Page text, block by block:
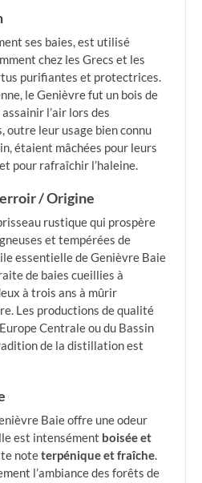
ses baies, est utilisé
chez les Grecs et les
purifiantes et protectrices.
le Genièvre fut un bois de
l’air lors des
outre leur usage bien connu
étaient mâchées pour leurs
pour rafraîchir l’haleine.
/ Origine
rustique qui prospère
et tempérées de
essentielle de Genièvre Baie
de baies cueillies à
à trois ans à mûrir
Les productions de qualité
Centrale ou du Bassin
de la distillation est
Baie offre une odeur
est intensément boisée et
noteterpénique et fraîche.
l’ambiance des forêts de